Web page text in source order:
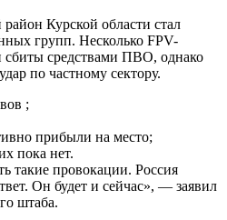
Курской области стал
групп. Несколько FPV-
средствами ПВО, однако
по частному сектору.
;
прибыли на место;
пока нет.
такие провокации. Россия
Он будет и сейчас», — заявил
штаба.